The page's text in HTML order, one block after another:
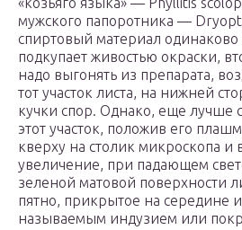
мужского папоротника —
спиртовый материал
подкупает живостью окраски,
надо выгонять из препарата,
тот участок листа, на нижней
кучки спор. Однако, еще лучше
этот участок, положив его
кверху на столик микроскопа и
увеличение, при падающем
зеленой матовой поверхности
пятно, прикрытое на середине
называемым индузием или